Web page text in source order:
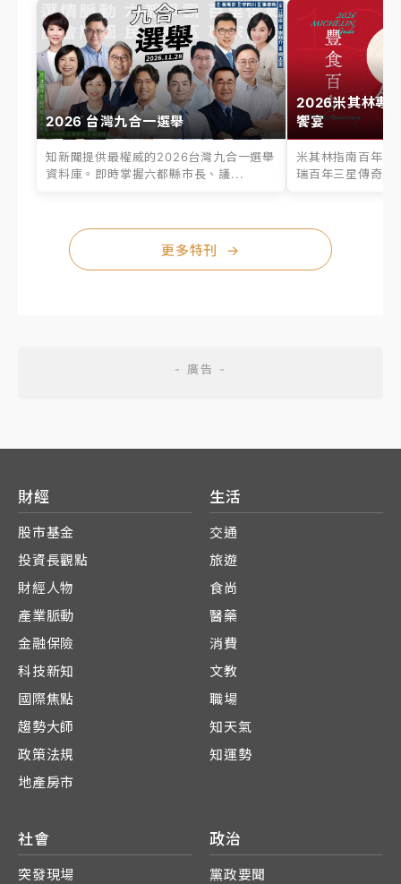
2026 台灣九合一選舉
知新聞提供最權威的2026台灣九合一選舉
資料庫。即時掌握六都縣市長、議...
2026米其林專
饗宴
米其林指南百年之
瑞百年三星傳奇、
更多特刊 →
財經
股市基金
投資長觀點
財經人物
產業脈動
金融保險
科技新知
國際焦點
趨勢大師
政策法規
地產房市
生活
交通
旅遊
食尚
醫藥
消費
文教
職場
知天氣
知運勢
社會
突發現場
政治
黨政要聞